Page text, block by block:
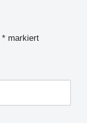
*markiert